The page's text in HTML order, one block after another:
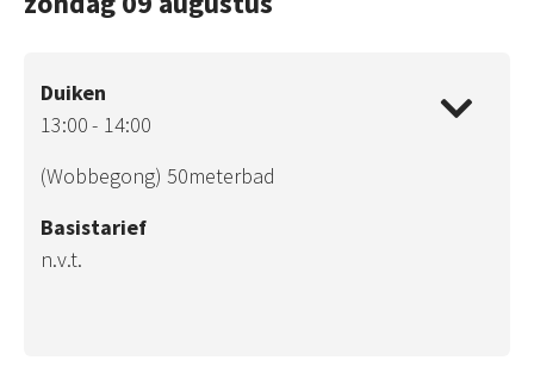
Duiken
13:00
14:00
(Wobbegong) 50meterbad
Basistarief
n.v.t.